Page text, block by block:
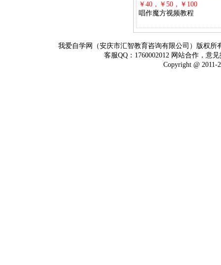
￥40，￥50，￥100
唱作魔方视频教程
我爱自学网（安庆市汇智教育咨询有限公司）版权
客服QQ：1760002012 网站合作，意
Copyright @